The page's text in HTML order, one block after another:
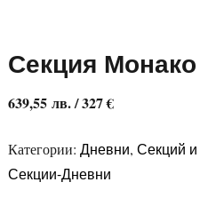
Секция Монако
639,55 лв./ 327 €
Категории: Дневни, Секций
Секции-Дневни